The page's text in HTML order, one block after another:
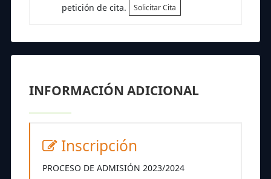
petición de cita.
Solicitar Cita
INFORMACIÓN ADICIONAL
Inscripción
PROCESO DE ADMISIÓN 2023/2024